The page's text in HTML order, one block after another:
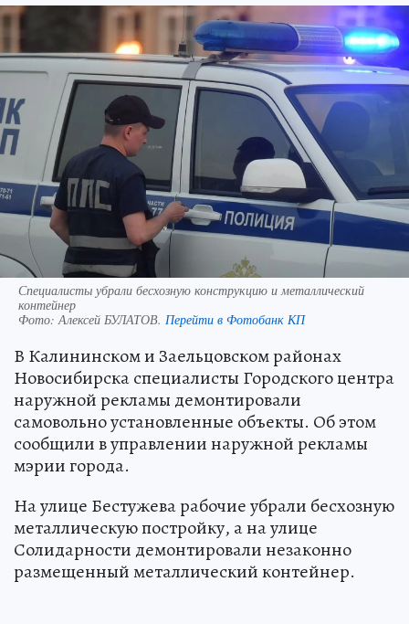
Специалисты убрали бесхозную конструкцию и металлический
контейнер
Фото: Алексей БУЛАТОВ. Перейти в Фотобанк КП
В Калининском и Заельцовском районах
Новосибирска специалисты Городского центра
наружной рекламы демонтировали
самовольно установленные объекты. Об этом
сообщили в управлении наружной рекламы
мэрии города.
На улице Бестужева рабочие убрали бесхозную
металлическую постройку, а на улице
Солидарности демонтировали незаконно
размещенный металлический контейнер.